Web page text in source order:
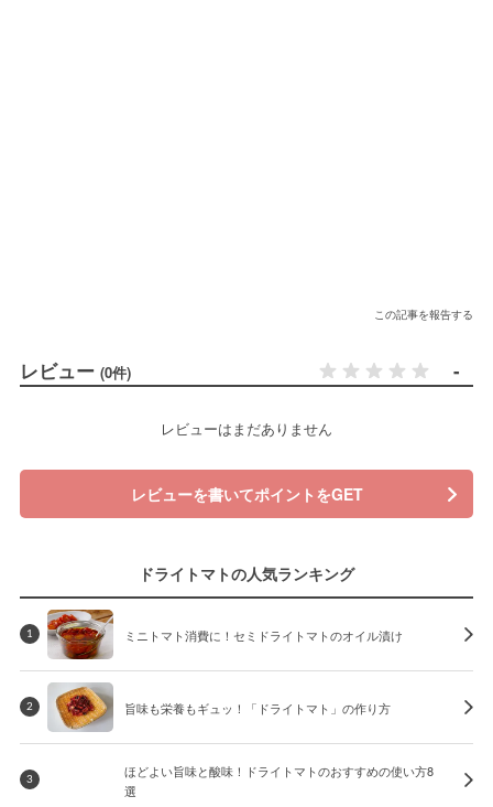
この記事を報告する
レビュー (0件) -
レビューはまだありません
レビューを書いてポイントをGET
ドライトマトの人気ランキング
1 ミニトマト消費に！セミドライトマトのオイル漬け
2 旨味も栄養もギュッ！「ドライトマト」の作り方
3
ほどよい旨味と酸味！ドライトマトのおすすめの使い方8
選